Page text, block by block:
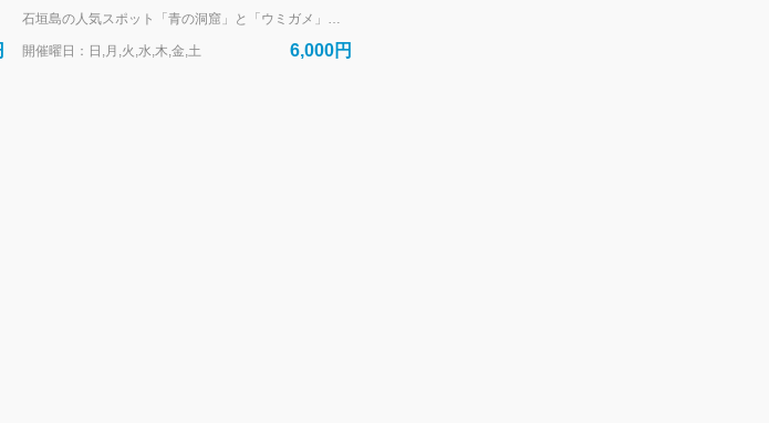
夫！足の着く浅瀬＆浮き輪サポートで安心石垣島の人気スポット「青の洞窟」と「ウミガメ」を半日で欲張り体験！ ボートを使わないビーチ出発だから船酔いの心配はゼロ。 足の着く浅瀬からスタートするので、久しぶりの海や泳ぎに自信がない方の「シュノーケリング」を全力サポートします！ ＼おすすめポイント／ 【1】神秘のパワースポット「青の洞窟」探検！ ジャングルを抜けた先にある、青く輝く神秘の洞窟へ。 洞窟内での探検はもちろん、入り口での「SNS映えシルエット写真」は一生の思い出になります！ 【2】高確率！ウミガメの楽園へご案内 高確率で出会える「ウミガメの家」を熟知。 手が届きそうな距離で、優雅に泳いだりお食事したりする野生の姿を、高い遭遇率でご案内します。 【3】船酔いゼロ！車移動＆ビーチエントリー 全行程を専用車で移動するため、船に弱い方も安心。 ボートから飛び込むのではなく、自分の足で立てる浅瀬から少しずつ水に慣れていけるのが最大の強みです。 【4】泳ぎが苦手でも安心の「水中タクシー」 泳ぎが苦手な方はガイドが引く大きな浮き輪に掴まっているだけでOK！ 移動中や帰り道もガイドが景色を案内しながら引っ張るので、体力に自信がない方も無理なく楽しめます。 【5】高画質写真＆市街地送迎が全て無料！ スタッフ撮影の高画質なデータは全て無料プレゼント。 さらに、ツアー後にそのまま「シャワー施設」や「飲食店」へお送りする柔軟な送迎も対応可能です！ ?開催スケジュール（所要：約3時間） 午前便：08:00集合～11:00解散 午後便：12:30集合～15:30解散 ※海況や天候により、安全を優先してスケジュールやポイントを変更する場合がございます。 ※対象年齢：3歳～60歳。お子様やご年配の方も安心してご参加いただける設計です。
開催曜日：日,月,火,水,木,金,土 6,000円